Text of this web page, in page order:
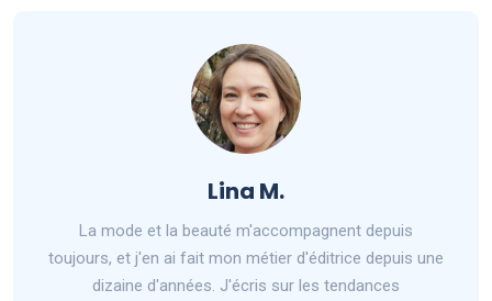
Lina M.
La mode et la beauté m'accompagnent depuis
toujours, et j'en ai fait mon métier d'éditrice depuis une
dizaine d'années. J'écris sur les tendances